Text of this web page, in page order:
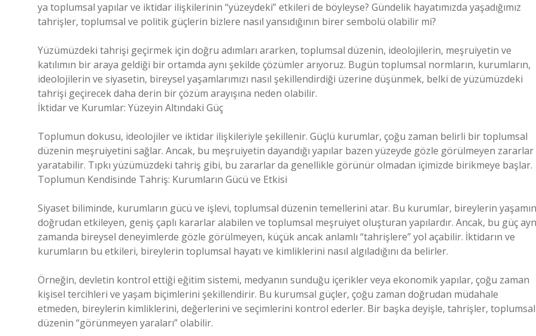
ya toplumsal yapılar ve iktidar ilişkilerinin “yüzeydeki” etkileri de böyleyse? Gündelik hayatımızda yaşadığımız
tahrişler, toplumsal ve politik güçlerin bizlere nasıl yansıdığının birer sembolü olabilir mi?
Yüzümüzdeki tahrişi geçirmek için doğru adımları ararken, toplumsal düzenin, ideolojilerin, meşruiyetin ve
katılımın bir araya geldiği bir ortamda aynı şekilde çözümler arıyoruz. Bugün toplumsal normların, kurumların,
ideolojilerin ve siyasetin, bireysel yaşamlarımızı nasıl şekillendirdiği üzerine düşünmek, belki de yüzümüzdeki
tahrişi geçirecek daha derin bir çözüm arayışına neden olabilir.
İktidar ve Kurumlar: Yüzeyin Altındaki Güç
Toplumun dokusu, ideolojiler ve iktidar ilişkileriyle şekillenir. Güçlü kurumlar, çoğu zaman belirli bir toplumsal
düzenin meşruiyetini sağlar. Ancak, bu meşruiyetin dayandığı yapılar bazen yüzeyde gözle görülmeyen zararlar
yaratabilir. Tıpkı yüzümüzdeki tahriş gibi, bu zararlar da genellikle görünür olmadan içimizde birikmeye başlar.
Toplumun Kendisinde Tahriş: Kurumların Gücü ve Etkisi
Siyaset biliminde, kurumların gücü ve işlevi, toplumsal düzenin temellerini atar. Bu kurumlar, bireylerin
doğrudan etkileyen, geniş çaplı kararlar alabilen ve toplumsal meşruiyet oluşturan yapılardır. Ancak, bu güç
zamanda bireysel deneyimlerde gözle görülmeyen, küçük ancak anlamlı “tahrişlere” yol açabilir. İktidarın ve
kurumların bu etkileri, bireylerin toplumsal hayatı ve kimliklerini nasıl algıladığını da belirler.
Örneğin, devletin kontrol ettiği eğitim sistemi, medyanın sunduğu içerikler veya ekonomik yapılar, çoğu zaman
kişisel tercihleri ve yaşam biçimlerini şekillendirir. Bu kurumsal güçler, çoğu zaman doğrudan müdahale
etmeden, bireylerin kimliklerini, değerlerini ve seçimlerini kontrol ederler. Bir başka deyişle, tahrişler, toplumsal
düzenin “görünmeyen yaraları” olabilir.